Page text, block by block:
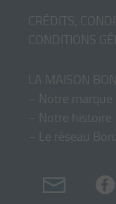
CRÉDITS,
CONDITIONS
LA MAISON
– Notre marque
– Notre histoire
– Le réseau